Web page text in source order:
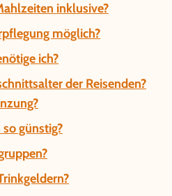
inklusive?
möglich?
ich?
der Reisenden?
günstig?